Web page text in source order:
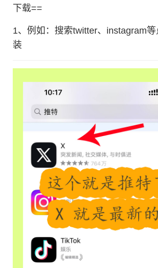
下载==
1、例如：搜索twitter、instagram
装